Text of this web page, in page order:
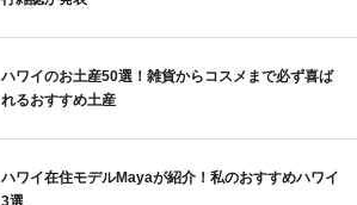
ハワイのお土産50選！雑貨からコスメまで必ず喜ば
れるおすすめ土産
ハワイ在住モデルMayaが紹介！私のおすすめハワイ
3選